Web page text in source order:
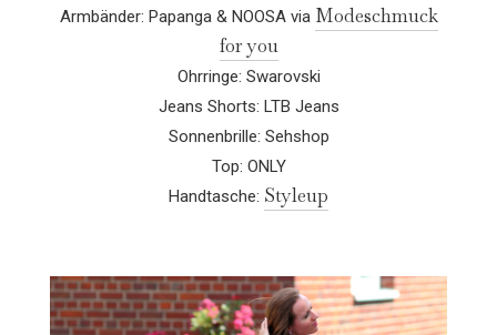
Armbänder: Papanga & NOOSA via Modeschmuck
for you
Ohrringe: Swarovski
Jeans Shorts: LTB Jeans
Sonnenbrille: Sehshop
Top: ONLY
Handtasche: Styleup